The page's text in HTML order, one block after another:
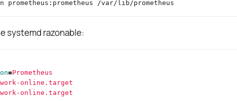
systemd razonable:
=Prometheus
online.target
online.target